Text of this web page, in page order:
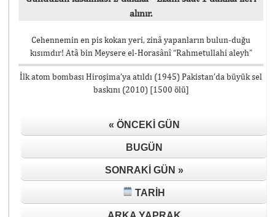
alınır.
Cehennemin en pis kokan yeri, zinâ yapanların bulun-duğu
kısımdır! Atâ bin Meysere el-Horasânî “Rahmetullahi aleyh”
İlk atom bombası Hiroşima’ya atıldı (1945) Pakistan’da büyük sel
baskını (2010) [1500 ölü]
« ÖNCEKI GÜN
BUGÜN
SONRAKI GÜN »
TARIH